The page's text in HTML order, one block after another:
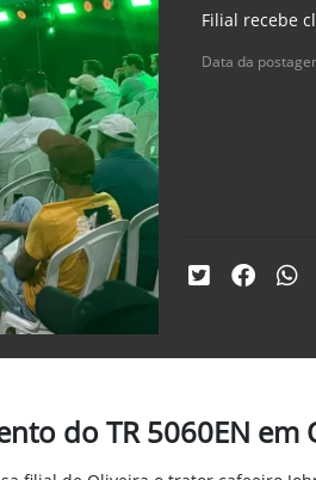
Filial recebe
Data da
do TR 5060EN em